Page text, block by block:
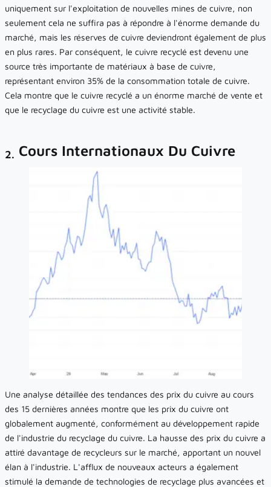
uniquement sur l'exploitation de nouvelles mines de cuivre, non
seulement cela ne suffira pas à répondre à l'énorme demande du
marché, mais les réserves de cuivre deviendront également de plus
en plus rares. Par conséquent, le cuivre recyclé est devenu une
source très importante de matériaux à base de cuivre,
représentant environ 35% de la consommation totale de cuivre.
Cela montre que le cuivre recyclé a un énorme marché de vente et
que le recyclage du cuivre est une activité stable.
2. Cours Internationaux Du Cuivre
Une analyse détaillée des tendances des prix du cuivre au cours
des 15 dernières années montre que les prix du cuivre ont
globalement augmenté, conformément au développement rapide
de l'industrie du recyclage du cuivre. La hausse des prix du cuivre a
attiré davantage de recycleurs sur le marché, apportant un nouvel
élan à l'industrie. L'afflux de nouveaux acteurs a également
stimulé la demande de technologies de recyclage plus avancées et